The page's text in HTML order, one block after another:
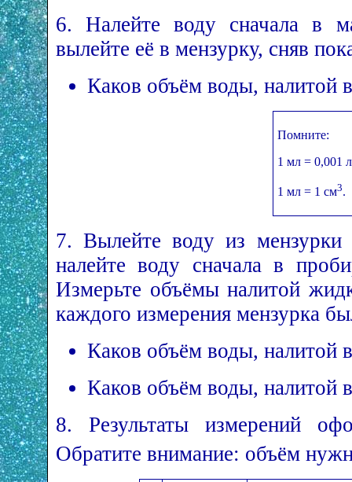
6. Налейте воду сначала в
вылейте её в мензурку, сняв
Каков объём воды, налитой
Помните:
1 мл = 0,001
1 мл = 1 см3.
7. Вылейте воду из мензурки
налейте воду сначала в
Измерьте объёмы налитой
каждого измерения мензурка
Каков объём воды, налитой
Каков объём воды, налитой
8. Результаты измерений
Обратите внимание: объём